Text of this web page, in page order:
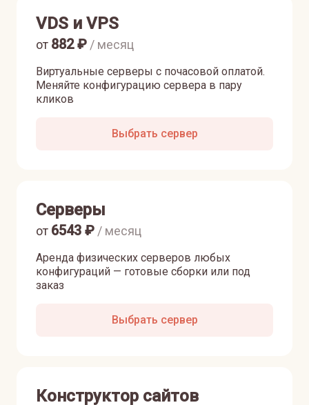
VDS и VPS
Виртуальные серверы с почасовой оплатой.
Меняйте конфигурацию сервера в пару
кликов
от 882₽ / месяц
Выбрать сервер
Серверы
Аренда физических серверов любых
конфигураций — готовые сборки или под
заказ
от 6543 ₽ / месяц
Выбрать сервер
Конструктор сайтов